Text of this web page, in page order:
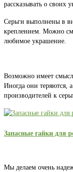
рассказывать о своих
Серьги выполнены в
креплением. Можно
любимое украшение.
Возможно имеет смысл
Иногда они теряются,
производителей к
Запасные гайки для
Мы делаем очень